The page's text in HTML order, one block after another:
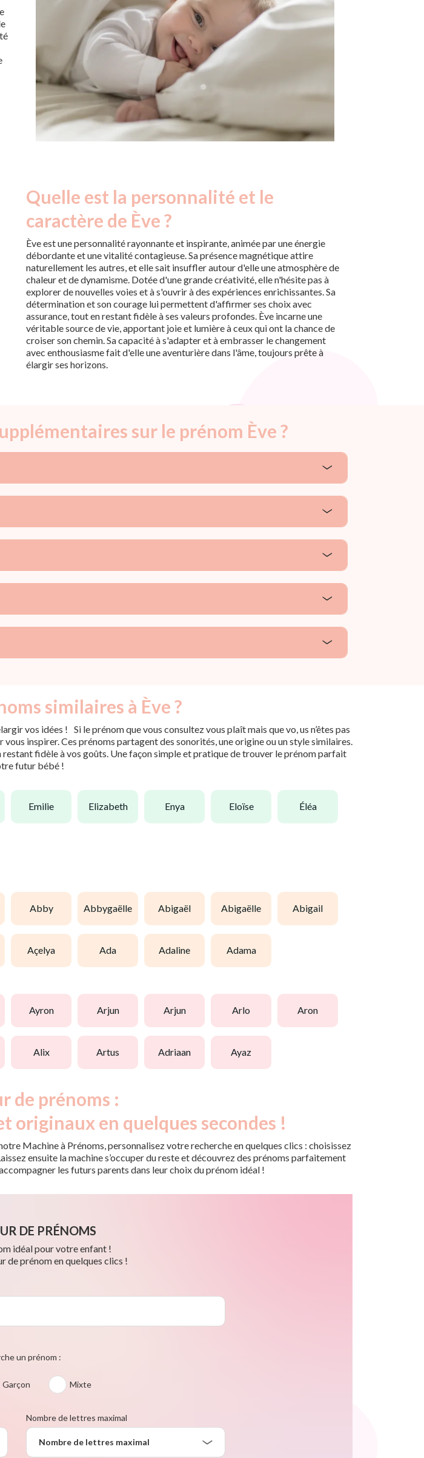
Quelle est la personnalité et le
caractère de Ève ?
Ève est une personnalité rayonnante et inspirante, animée par une énergie
débordante et une vitalité contagieuse. Sa présence magnétique attire
naturellement les autres, et elle sait insuffler autour d'elle une atmosphère de
chaleur et de dynamisme. Dotée d'une grande créativité, elle n'hésite pas à
explorer de nouvelles voies et à s'ouvrir à des expériences enrichissantes. Sa
détermination et son courage lui permettent d'affirmer ses choix avec
assurance, tout en restant fidèle à ses valeurs profondes. Ève incarne une
véritable source de vie, apportant joie et lumière à ceux qui ont la chance de
croiser son chemin. Sa capacité à s'adapter et à embrasser le changement
avec enthousiasme fait d'elle une aventurière dans l'âme, toujours prête à
élargir ses horizons.
sur le prénom Ève ?
similaires à Ève ?
vos idées ! Si le prénom que vous consultez vous plaît mais que vo, us n’êtes pas
inspirer. Ces prénoms partagent des sonorités, une origine ou un style similaires.
fidèle à vos goûts. Une façon simple et pratique de trouver le prénom parfait
futur bébé !
emilie elizabeth enya eloïse éléa
abby abbygaëlle abigaël abigaëlle abigail
açelya ada adaline adama
ayron arjun arjun arlo aron
alix artus adriaan ayaz
de prénoms :
originaux en quelques secondes !
Machine à Prénoms, personnalisez votre recherche en quelques clics : choisissez
ensuite la machine s’occuper du reste et découvrez des prénoms parfaitement
les futurs parents dans leur choix du prénom idéal !
DE PRÉNOMS
idéal pour votre enfant !
de prénom en quelques clics !
un prénom :
Garçon Mixte
Nombre de lettres maximal
Nombre de lettres maximal